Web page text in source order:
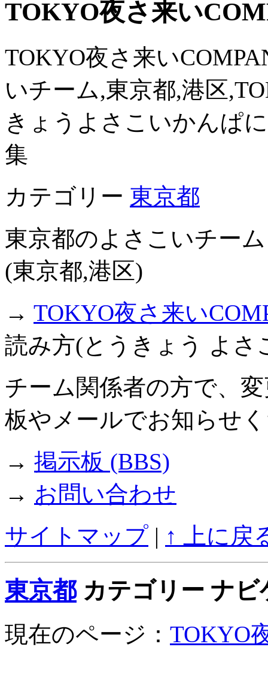
TOKYO夜さ来い
TOKYO夜さ来い
いチーム,東京都,港区
きょうよさこいかんぱ
集
カテゴリー 東京都
東京都のよさこいチーム
(東京都,港区)
→ TOKYO夜さ来い
読み方(とうきょう よさ
チーム関係者の方で、
板やメールでお知らせ
→ 掲示板 (BBS)
→ お問い合わせ
サイトマップ | ↑ 上に戻
東京都カテゴリー ナビ
現在のページ： TOKYO